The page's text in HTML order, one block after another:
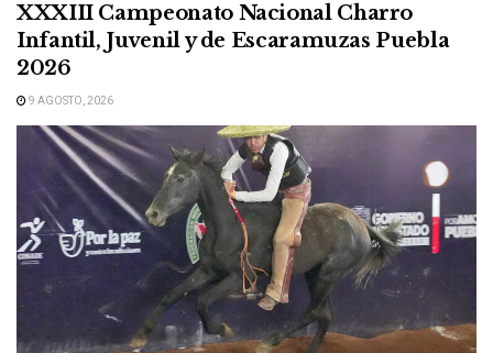
XXXIII Campeonato Nacional Charro
Infantil, Juvenil y de Escaramuzas Puebla
2026
9 AGOSTO, 2026